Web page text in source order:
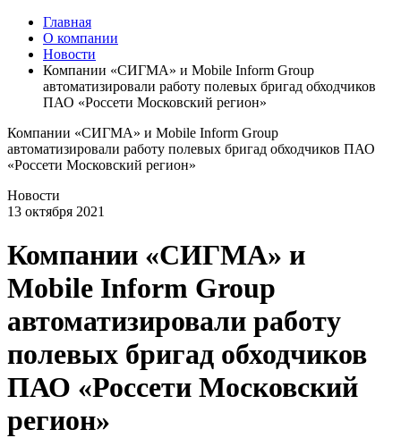
Главная
О компании
Новости
Компании «СИГМА» и Mobile Inform Group
автоматизировали работу полевых бригад обходчиков
ПАО «Россети Московский регион»
Компании «СИГМА» и Mobile Inform Group
автоматизировали работу полевых бригад обходчиков ПАО
«Россети Московский регион»
Новости
13 октября 2021
Компании «СИГМА» и
Mobile Inform Group
автоматизировали работу
полевых бригад обходчиков
ПАО «Россети Московский
регион»